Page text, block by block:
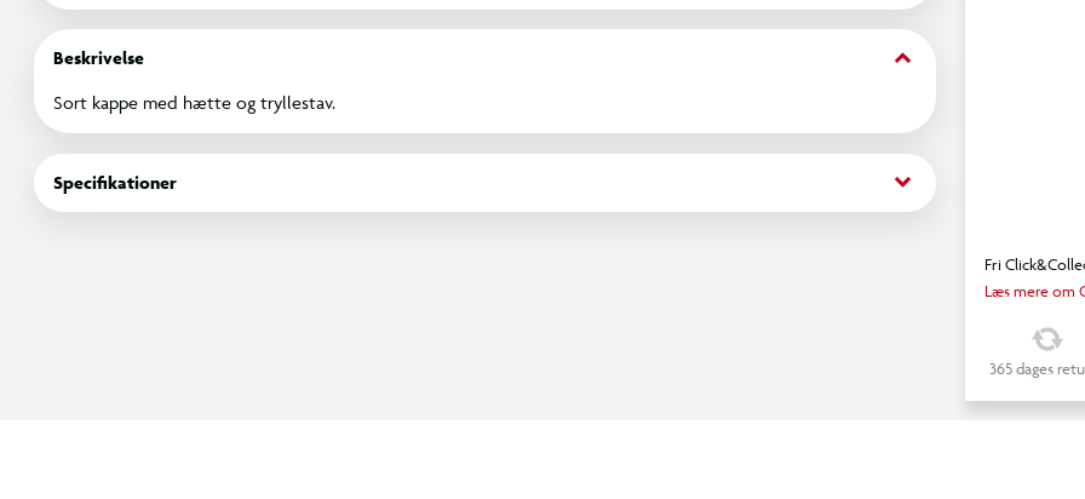
Beskrivelse keyboard_arrow_down
Sort kappe med hætte og tryllestav.
Specifikationer keyboard_arrow_down
Fri
Læs mere om
365 dages